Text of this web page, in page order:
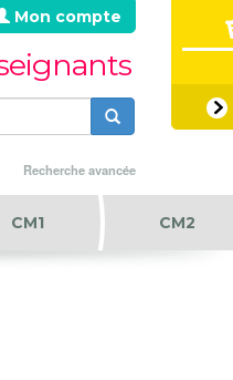
Mon compte
Formulaire
de
Recherche avancée
CM1 CM2